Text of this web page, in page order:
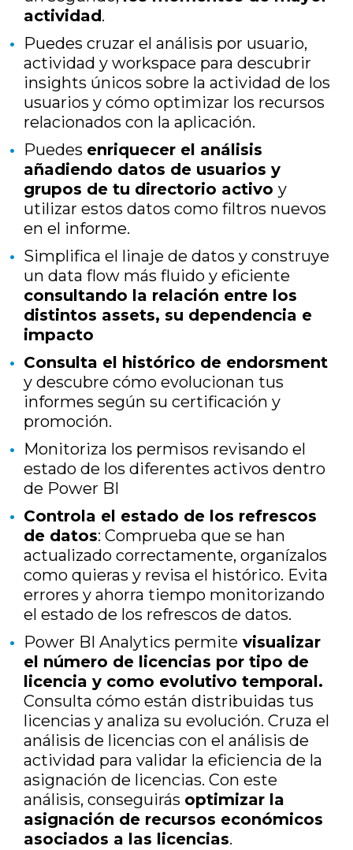
actividad.
Puedes cruzar el análisis por usuario,
actividad y workspace para descubrir
insights únicos sobre la actividad de los
usuarios y cómo optimizar los recursos
relacionados con la aplicación.
Puedes enriquecer el análisis
añadiendo datos de usuarios y
grupos de tu directorio activo y
utilizar estos datos como filtros nuevos
en el informe.
Simplifica el linaje de datos y construye
un data flow más fluido y eficiente
consultando la relación entre los
distintos assets, su dependencia e
impacto
Consulta el histórico de endorsment
y descubre cómo evolucionan tus
informes según su certificación y
promoción.
Monitoriza los permisos revisando el
estado de los diferentes activos dentro
de Power BI
Controla el estado de los refrescos
de datos: Comprueba que se han
actualizado correctamente, organízalos
como quieras y revisa el histórico. Evita
errores y ahorra tiempo monitorizando
el estado de los refrescos de datos.
Power BI Analytics permite visualizar
el número de licencias por tipo de
licencia y como evolutivo temporal.
Consulta cómo están distribuidas tus
licencias y analiza su evolución. Cruza el
análisis de licencias con el análisis de
actividad para validar la eficiencia de la
asignación de licencias. Con este
análisis, conseguirás optimizar la
asignación de recursos económicos
asociados a las licencias.